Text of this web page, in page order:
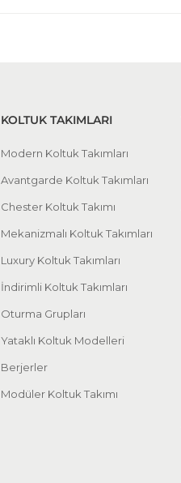
KOLTUK TAKIMLARI
Modern Koltuk Takımları
Avantgarde Koltuk Takımları
Chester Koltuk Takımı
Mekanizmalı Koltuk Takımları
Luxury Koltuk Takımları
İndirimli Koltuk Takımları
Oturma Grupları
Yataklı Koltuk Modelleri
Berjerler
Modüler Koltuk Takımı